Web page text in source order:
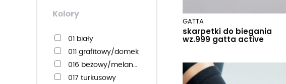
38-40
39-41
39-42
40-45
41-43
Kolory
01 biały
011 grafitowy/domek
016 beżowy/melange
017 turkusowy
GATTA
skarpetki do biegania
wz.999 gatta active